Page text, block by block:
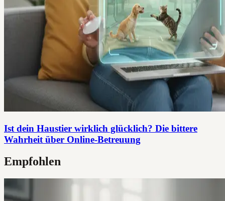
Ist dein Haustier wirklich glücklich? Die bittere
Wahrheit über Online-Betreuung
Empfohlen